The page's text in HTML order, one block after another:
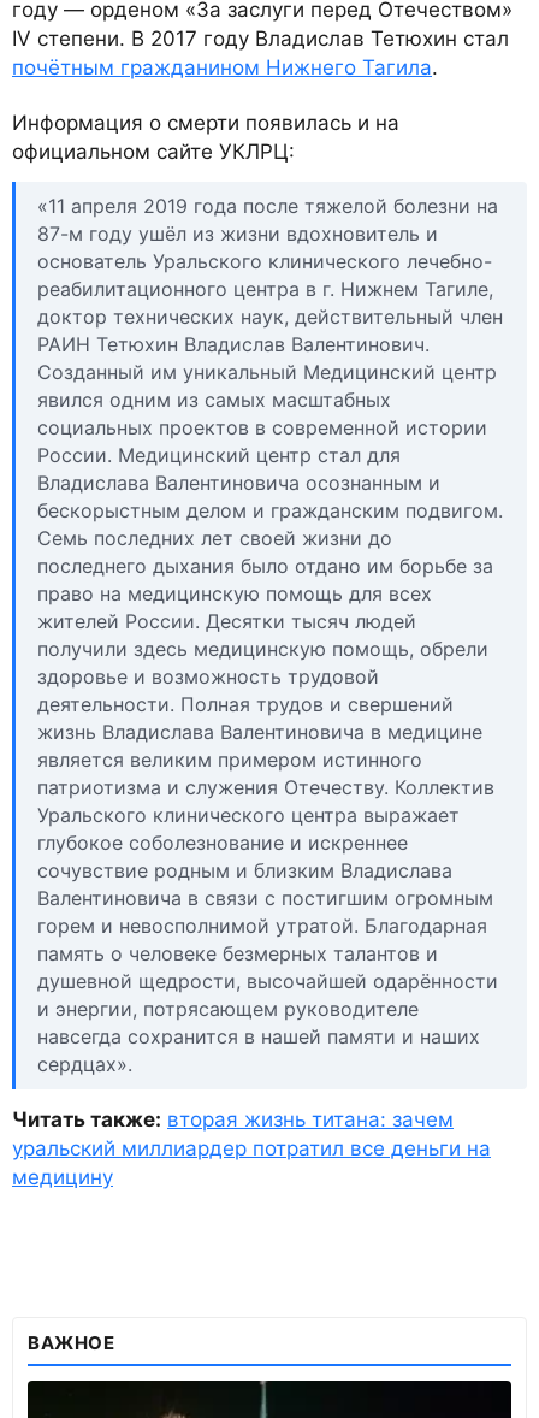
году — орденом «За заслуги перед Отечеством»
IV степени. В 2017 году Владислав Тетюхин стал
почётным гражданином Нижнего Тагила.
Информация о смерти появилась и на
официальном сайте УКЛРЦ:
«11 апреля 2019 года после тяжелой болезни на
87-м году ушёл из жизни вдохновитель и
основатель Уральского клинического лечебно-
реабилитационного центра в г. Нижнем Тагиле,
доктор технических наук, действительный член
РАИН Тетюхин Владислав Валентинович.
Созданный им уникальный Медицинский центр
явился одним из самых масштабных
социальных проектов в современной истории
России. Медицинский центр стал для
Владислава Валентиновича осознанным и
бескорыстным делом и гражданским подвигом.
Семь последних лет своей жизни до
последнего дыхания было отдано им борьбе за
право на медицинскую помощь для всех
жителей России. Десятки тысяч людей
получили здесь медицинскую помощь, обрели
здоровье и возможность трудовой
деятельности. Полная трудов и свершений
жизнь Владислава Валентиновича в медицине
является великим примером истинного
патриотизма и служения Отечеству. Коллектив
Уральского клинического центра выражает
глубокое соболезнование и искреннее
сочувствие родным и близким Владислава
Валентиновича в связи с постигшим огромным
горем и невосполнимой утратой. Благодарная
память о человеке безмерных талантов и
душевной щедрости, высочайшей одарённости
и энергии, потрясающем руководителе
навсегда сохранится в нашей памяти и наших
сердцах».
Читать также: вторая жизнь титана: зачем
уральский миллиардер потратил все деньги на
медицину
ВАЖНОЕ